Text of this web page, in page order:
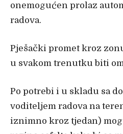
onemogućen prolaz
radova.
Pješački promet kroz
u svakom trenutku biti
Po potrebi i u skladu sa
voditeljem radova na
iznimno kroz tjedan)